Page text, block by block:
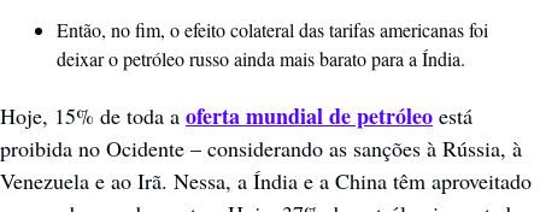
Então, no fim, o efeito colateral das tarifas americanas foi
deixar o petróleo russo ainda mais barato para a Índia.
Hoje, 15% de toda a oferta mundial de petróleo está
proibida no Ocidente – considerando as sanções à Rússia, à
Venezuela e ao Irã. Nessa, a Índia e a China têm aproveitado